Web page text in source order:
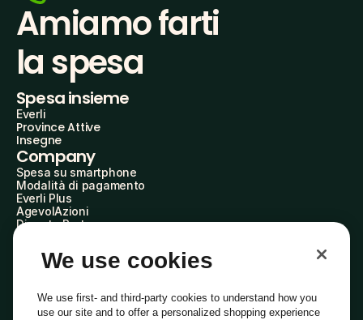
Amiamo farti
la spesa
Spesa insieme
Everli
Province Attive
Insegne
Company
Spesa su smartphone
Modalità di pagamento
Everli Plus
AgevolAzioni
Diventa Partner
Everli Shoppers
About Us
Everli News
Domande frequenti
We use cookies
We use first- and third-party cookies to understand how you
use our site and to offer a personalized shopping experience